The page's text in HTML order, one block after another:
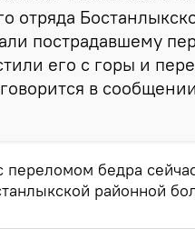
отряда
пострадавшему
его с горы и
в
переломом бедра
районной